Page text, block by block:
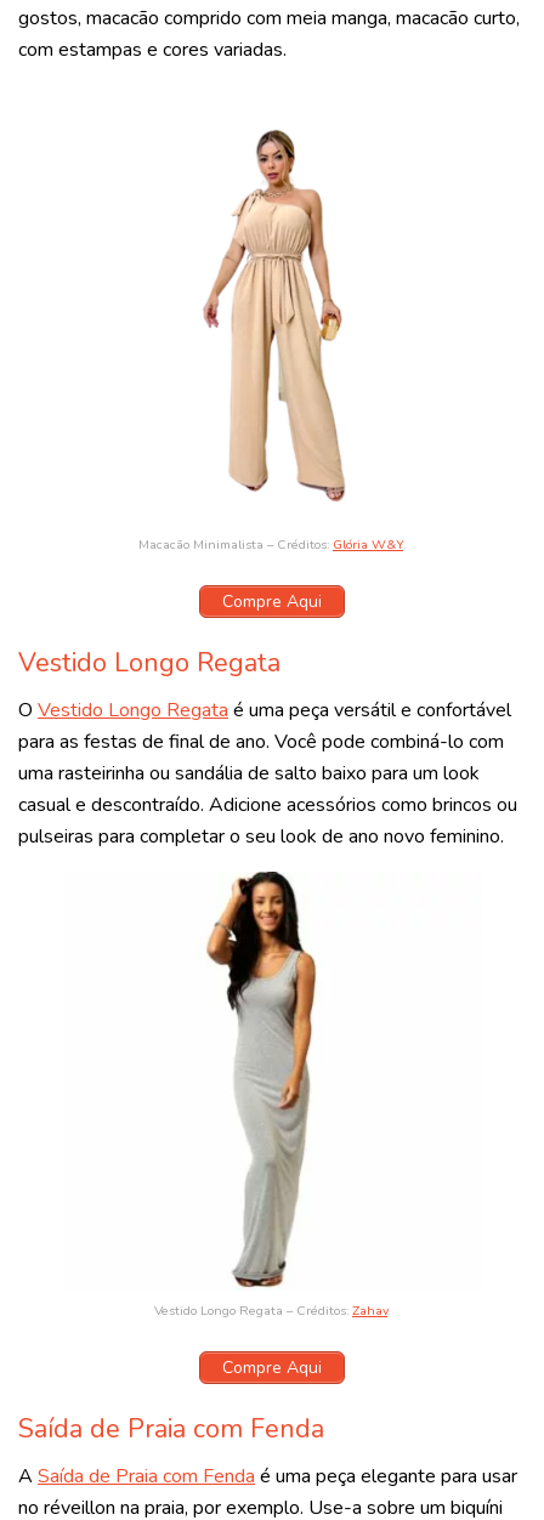
gostos, macacão comprido com meia manga, macacão curto,
com estampas e cores variadas.
Macacão Minimalista – Créditos: Glória W&Y.
Compre Aqui
Vestido Longo Regata
O Vestido Longo Regata é uma peça versátil e confortável
para as festas de final de ano. Você pode combiná-lo com
uma rasteirinha ou sandália de salto baixo para um look
casual e descontraído. Adicione acessórios como brincos ou
pulseiras para completar o seu look de ano novo feminino.
Vestido Longo Regata – Créditos: Zahav.
Compre Aqui
Saída de Praia com Fenda
A Saída de Praia com Fenda é uma peça elegante para usar
no réveillon na praia, por exemplo. Use-a sobre um biquíni